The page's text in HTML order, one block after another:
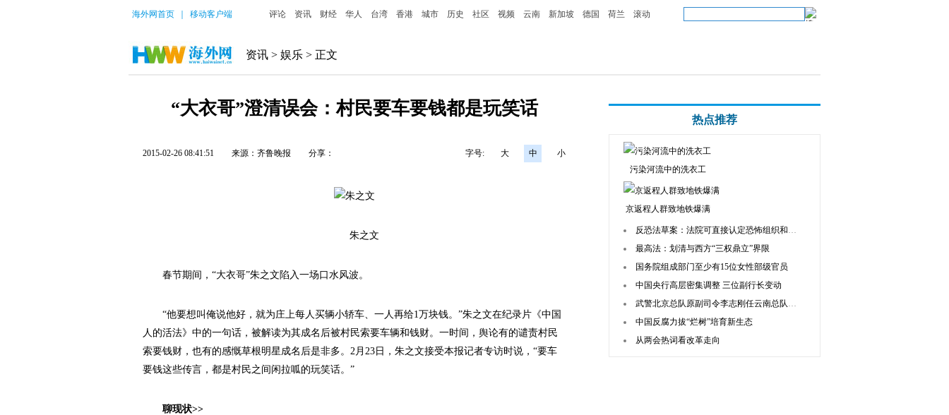
海外网首页 移动客户端 评论 资讯 财经 华人 台湾 香港 城市 历史 社区 视频 云南 新加坡 德国 荷兰 滚动
资讯 > 娱乐 > 正文
“大衣哥”澄清误会：村民要车要钱都是玩笑话
2015-02-26 08:41:51 来源：齐鲁晚报 分享： 字号: 大 中 小
朱之文
春节期间，“大衣哥”朱之文陷入一场口水风波。
“他要想叫俺说他好，就为庄上每人买辆小轿车、一人再给1万块钱。”朱之文在纪录片《中国
人的活法》中的一句话，被解读为其成名后被村民索要车辆和钱财。一时间，舆论有的谴责村民
索要钱财，也有的感慨草根明星成名后是非多。2月23日，朱之文接受本报记者专访时说，“要车
要钱这些传言，都是村民之间闲拉呱的玩笑话。”
聊现状>>
热点推荐
污染河流中的洗衣工
京返程人群致地铁爆满
反恐法草案：法院可直接认定恐怖组织和人员
最高法：划清与西方“三权鼎立”界限
国务院组成部门至少有15位女性部级官员
中国央行高层密集调整 三位副行长变动
武警北京总队原副司令李志刚任云南总队司令
中国反腐力拔“烂树”培育新生态
从两会热词看改革走向